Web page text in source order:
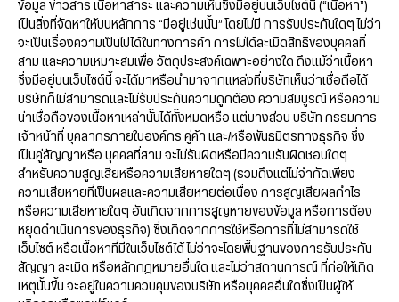
ข้อมูล ข่าวสาร เนื้อหาสาระ และความเห็นซึ่งมีอยู่บนเว็บไซต์นี้ (“เนื้อหา”)
เป็นสิ่งที่จัดหาให้บนหลักการ “มีอยู่เช่นนั้น” โดยไม่มี การรับประกันใดๆ ไม่ว่า
จะเป็นเรื่องความเป็นไปได้ในทางการค้า การไม่ได้ละเมิดสิทธิของบุคคลที่
สาม และความเหมาะสมเพื่อ วัตถุประสงค์เฉพาะอย่างใด ถึงแม้ว่าเนื้อหา
ซึ่งมีอยู่บนเว็บไซต์นี้ จะได้มาหรือนำมาจากแหล่งที่บริษัทเห็นว่าเชื่อถือได้
บริษัทก็ไม่สามารถและไม่รับประกันความถูกต้อง ความสมบูรณ์ หรือความ
น่าเชื่อถือของเนื้อหาเหล่านั้นได้ทั้งหมดหรือ แต่บางส่วน บริษัท กรรมการ
เจ้าหน้าที่ บุคลากรภายในองค์กร คู่ค้า และ/หรือพันธมิตรทางธุรกิจ ซึ่ง
เป็นคู่สัญญาหรือ บุคคลที่สาม จะไม่รับผิดหรือมีความรับผิดชอบใดๆ
สำหรับความสูญเสียหรือความเสียหายใดๆ (รวมถึงแต่ไม่จำกัดเพียง
ความเสียหายที่เป็นผลและความเสียหายต่อเนื่อง การสูญเสียผลกำไร
หรือความเสียหายใดๆ อันเกิดจากการสูญหายของข้อมูล หรือการต้อง
หยุดดำเนินการของธุรกิจ) ซึ่งเกิดจากการใช้หรือการที่ไม่สามารถใช้
เว็บไซต์ หรือเนื้อหาที่มีในเว็บไซต์ได้ ไม่ว่าจะโดยพื้นฐานของการรับประกัน
สัญญา ละเมิด หรือหลักกฎหมายอื่นใด และไม่ว่าสถานการณ์ ที่ก่อให้เกิด
เหตุนั้นขึ้น จะอยู่ในความควบคุมของบริษัท หรือบุคคลอื่นใดซึ่งเป็นผู้ให้